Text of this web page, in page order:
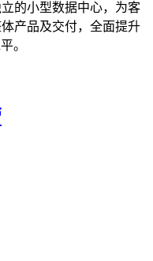
的小型数据中心，为客
产品及交付，全面提升
。